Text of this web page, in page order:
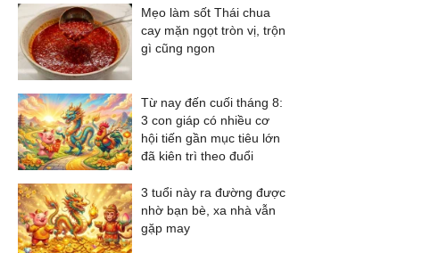
Mẹo làm sốt Thái chua
cay mặn ngọt tròn vị, trộn
gì cũng ngon
Từ nay đến cuối tháng 8:
3 con giáp có nhiều cơ
hội tiến gần mục tiêu lớn
đã kiên trì theo đuổi
3 tuổi này ra đường được
nhờ bạn bè, xa nhà vẫn
gặp may